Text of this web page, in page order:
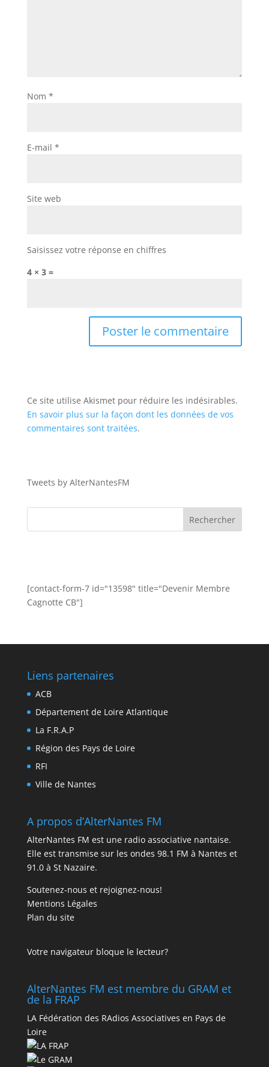
Nom *
E-mail *
Site web
Saisissez votre réponse en chiffres
4 × 3 =
Ce site utilise Akismet pour réduire les indésirables.
En savoir plus sur la façon dont les données de vos
commentaires sont traitées.
Tweets by AlterNantesFM
[contact-form-7 id="13598" title="Devenir Membre
Cagnotte CB"]
Liens partenaires
ACB
Département de Loire Atlantique
La F.R.A.P
Région des Pays de Loire
RFI
Ville de Nantes
A propos d’AlterNantes FM
AlterNantes FM est une radio associative nantaise.
Elle est transmise sur les ondes 98.1 FM à Nantes et
91.0 à St Nazaire.
Soutenez-nous et rejoignez-nous!
Mentions Légales
Plan du site
Votre navigateur bloque le lecteur?
AlterNantes FM est membre du GRAM et
de la FRAP
LA Fédération des RAdios Associatives en Pays de
Loire